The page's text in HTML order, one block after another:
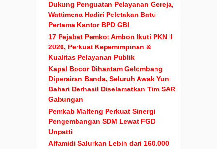
Dukung Penguatan Pelayanan Gereja,
Wattimena Hadiri Peletakan Batu
Pertama Kantor BPD GBI
17 Pejabat Pemkot Ambon Ikuti PKN II
2026, Perkuat Kepemimpinan &
Kualitas Pelayanan Publik
Kapal Bocor Dihantam Gelombang
Diperairan Banda, Seluruh Awak Yuni
Bahari Berhasil Diselamatkan Tim SAR
Gabungan
Pemkab Malteng Perkuat Sinergi
Pengembangan SDM Lewat FGD
Unpatti
Alfamidi Salurkan Lebih dari 160.000